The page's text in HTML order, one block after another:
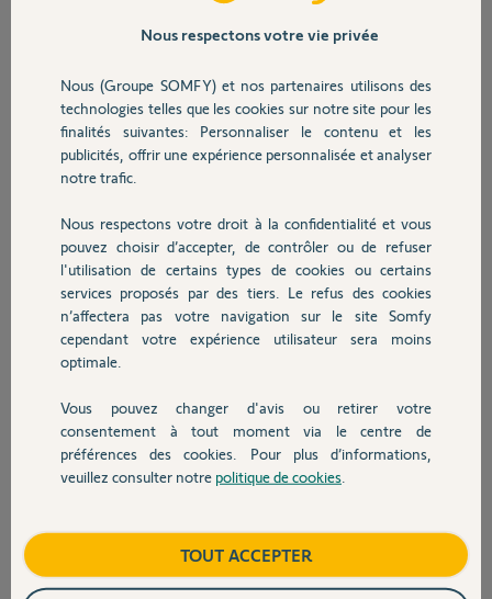
Sécurité
Domotique
Chauffage
Autres produits
Devis avec un pro
Contact
J’ai recemment migré de l’ancienne appli tahoma vers la nouvelle.
Depuis (meme si la liaison de cause à effet n’est pas certaine à 100%),
mes volets s’ouvrent ou se ferment. Je n’ai aucun agenda ni scenario
dans la nouvelle app tahoma.
Toute aide pour essayer de comprendre la source de ce problème qui
me rend fou serait biencpvenue!
erwan G.
il y a presque 2 ans
Participer au fil de discussion
Réponses
Posez ici le pin de la box et un Yellow's va regarder ce qu'il se passe.
Nous respectons votre vie privée
Nous (Groupe SOMFY) et nos partenaires utilisons des
technologies telles que les cookies sur notre site pour les
finalités suivantes: Personnaliser le contenu et les
publicités, offrir une expérience personnalisée et analyser
notre trafic.
Nous respectons votre droit à la confidentialité et vous
pouvez choisir d’accepter, de contrôler ou de refuser
l'utilisation de certains types de cookies ou certains
services proposés par des tiers. Le refus des cookies
n’affectera pas votre navigation sur le site Somfy
cependant votre expérience utilisateur sera moins
optimale.
Vous pouvez changer d'avis ou retirer votre
consentement à tout moment via le centre de
préférences des cookies. Pour plus d’informations,
veuillez consulter notre politique de cookies
TOUT ACCEPTER